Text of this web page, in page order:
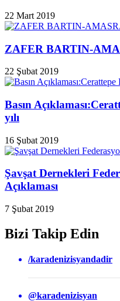
22 Mart 2019
ZAFER BARTIN-
22 Şubat 2019
Basın
yılı
16 Şubat 2019
Şavşat Dernekleri
Açıklaması
7 Şubat 2019
Bizi Takip Edin
/karadenizisyandadir
@karadenizisyan